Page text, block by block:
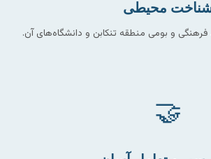
محیطی
و بومی منطقه تنکابن و دانشگاه‌های آن.
🤝